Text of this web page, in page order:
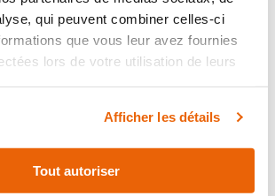
qui peuvent combiner celles-ci
que vous leur avez fournies
lors de votre utilisation de leurs
Afficher les détails
Tout autoriser
Nous recommandons de :
vaselineselon les instructions
les frottements ;